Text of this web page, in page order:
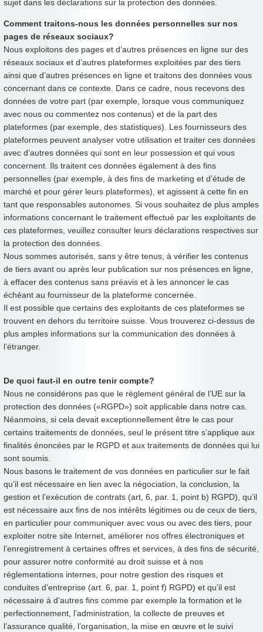
sujet dans les déclarations sur la protection des données.
Comment traitons-nous les données personnelles sur nos
pages de réseaux sociaux?
Nous exploitons des pages et d’autres présences en ligne sur des
réseaux sociaux et d’autres plateformes exploitées par des tiers
ainsi que d’autres présences en ligne et traitons des données vous
concernant dans ce contexte. Dans ce cadre, nous recevons des
données de votre part (par exemple, lorsque vous communiquez
avec nous ou commentez nos contenus) et de la part des
plateformes (par exemple, des statistiques). Les fournisseurs des
plateformes peuvent analyser votre utilisation et traiter ces données
avec d’autres données qui sont en leur possession et qui vous
concernent. Ils traitent ces données également à des fins
personnelles (par exemple, à des fins de marketing et d’étude de
marché et pour gérer leurs plateformes), et agissent à cette fin en
tant que responsables autonomes. Si vous souhaitez de plus amples
informations concernant le traitement effectué par les exploitants de
ces plateformes, veuillez consulter leurs déclarations respectives sur
la protection des données.
Nous sommes autorisés, sans y être tenus, à vérifier les contenus
de tiers avant ou après leur publication sur nos présences en ligne,
à effacer des contenus sans préavis et à les annoncer le cas
échéant au fournisseur de la plateforme concernée.
Il est possible que certains des exploitants de ces plateformes se
trouvent en dehors du territoire suisse. Vous trouverez ci-dessus de
plus amples informations sur la communication des données à
l’étranger.
De quoi faut-il en outre tenir compte?
Nous ne considérons pas que le règlement général de l’UE sur la
protection des données («RGPD») soit applicable dans notre cas.
Néanmoins, si cela devait exceptionnellement être le cas pour
certains traitements de données, seul le présent titre s’applique aux
finalités énoncées par le RGPD et aux traitements de données qui lui
sont soumis.
Nous basons le traitement de vos données en particulier sur le fait
qu’il est nécessaire en lien avec la négociation, la conclusion, la
gestion et l’exécution de contrats (art, 6, par. 1, point b) RGPD), qu’il
est nécessaire aux fins de nos intérêts légitimes ou de ceux de tiers,
en particulier pour communiquer avec vous ou avec des tiers, pour
exploiter notre site Internet, améliorer nos offres électroniques et
l’enregistrement à certaines offres et services, à des fins de sécurité,
pour assurer notre conformité au droit suisse et à nos
réglementations internes, pour notre gestion des risques et
conduites d’entreprise (art. 6, par. 1, point f) RGPD) et qu’il est
nécessaire à d’autres fins comme par exemple la formation et le
perfectionnement, l’administration, la collecte de preuves et
l’assurance qualité, l’organisation, la mise en œuvre et le suivi